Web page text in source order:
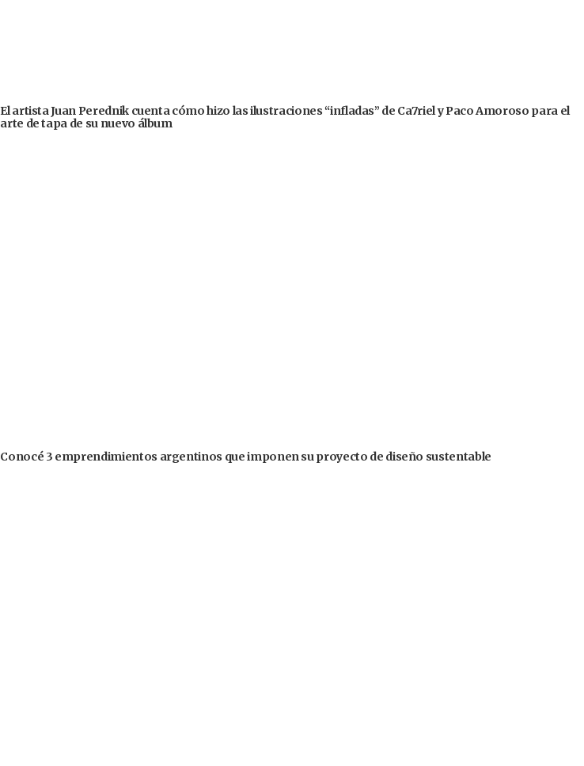
El artista Juan Perednik cuenta cómo hizo las ilustraciones “infladas” de Ca7riel y Paco Amoroso para el
arte de tapa de su nuevo álbum
Conocé 3 emprendimientos argentinos que imponen su proyecto de diseño sustentable